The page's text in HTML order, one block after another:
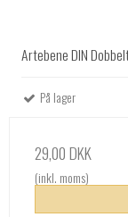
Artebene DIN
På lager
29,00 DKK
(inkl. moms)